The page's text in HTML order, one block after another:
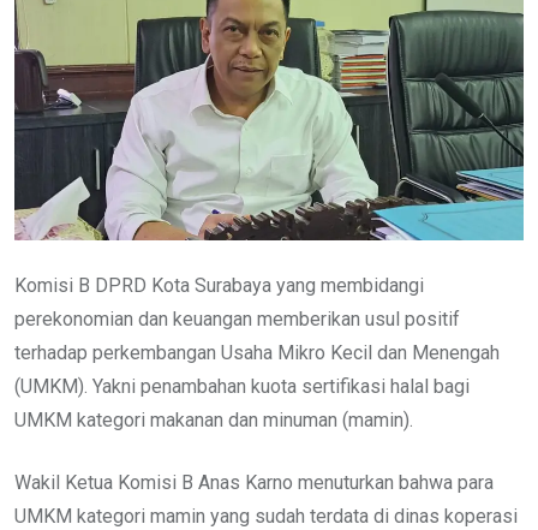
Komisi B DPRD Kota Surabaya yang membidangi
perekonomian dan keuangan memberikan usul positif
terhadap perkembangan Usaha Mikro Kecil dan Menengah
(UMKM). Yakni penambahan kuota sertifikasi halal bagi
UMKM kategori makanan dan minuman (mamin).
Wakil Ketua Komisi B Anas Karno menuturkan bahwa para
UMKM kategori mamin yang sudah terdata di dinas koperasi